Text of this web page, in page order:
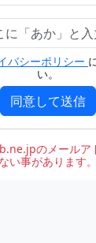
バシーポリシー
い。
同意して送信
のメールア
ない事があります。